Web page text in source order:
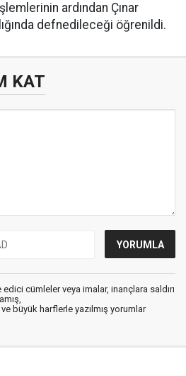
ardından Çınar
defnedileceği öğrenildi.
KAT
cümleler veya imalar, inançlara saldırı
büyük harflerle yazılmış yorumlar